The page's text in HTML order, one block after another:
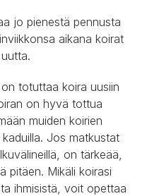
jo pienestä pennusta
aikana koirat
totuttaa koira uusiin
on hyvä tottua
muiden koirien
Jos matkustat
on tärkeää,
pitäen. Mikäli koirasi
ihmisistä, voit opettaa